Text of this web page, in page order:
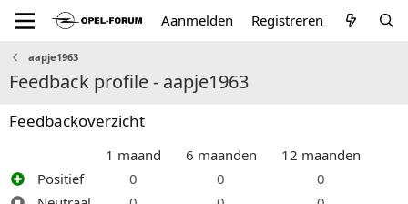
Aanmelden Registreren
aapje1963
Feedback profile - aapje1963
Feedbackoverzicht
1 maand 6 maanden
12 maanden
Positief
0 0
0